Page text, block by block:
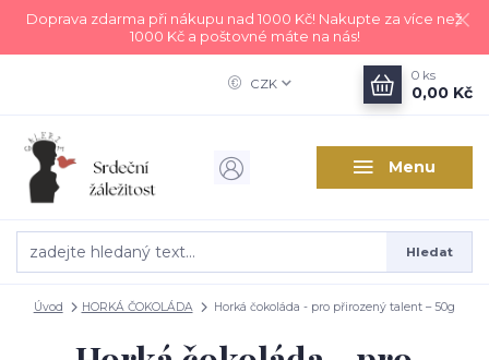
Doprava zdarma při nákupu nad 1000 Kč! Nakupte za více než
1000 Kč a poštovné máte na nás!
Menu
CZK
Hledat
0 ks
0,00 Kč
Úvod HORKÁ ČOKOLÁDA Horká čokoláda - pro přirozený talent – 50g